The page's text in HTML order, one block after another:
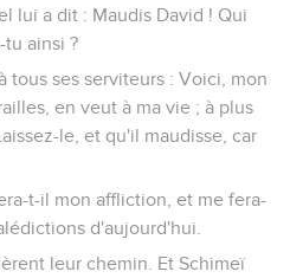
lui a dit : Maudis David ! Qui
tu ainsi ?
tous ses serviteurs : Voici, mon
en veut à ma vie ; à plus
le, et qu'il maudisse, car
t-il mon affliction, et me fera-
d'aujourd'hui.
leur chemin. Et Schimeï